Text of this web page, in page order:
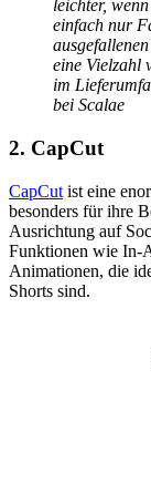
leichter,
einfach nur
eine Vielzahl
im
bei Scalae
2. CapCut
CapCut ist eine
besonders für ihre
Ausrichtung auf
Funktionen wie In-
Animationen, die
Shorts sind.